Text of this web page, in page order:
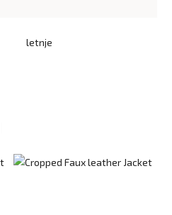
letnje